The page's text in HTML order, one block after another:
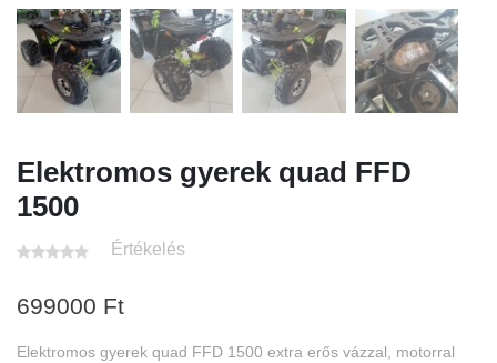
Elektromos gyerek quad FFD
1500
Értékelés
699000 Ft
Elektromos gyerek quad FFD 1500 extra erős vázzal, motorral